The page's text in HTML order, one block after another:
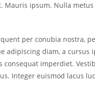
Mauris ipsum. Nulla
per conubia nostra,
adipiscing diam, a cursus
imperdiet.
Integer euismod lacus